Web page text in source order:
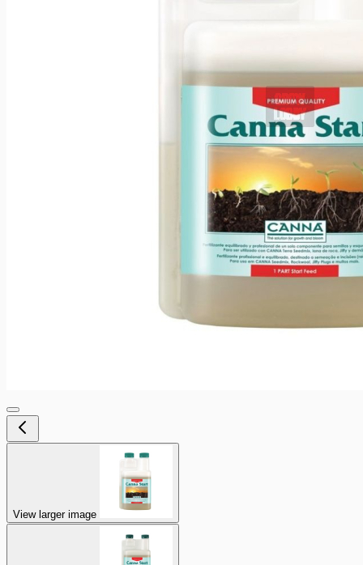
View larger image